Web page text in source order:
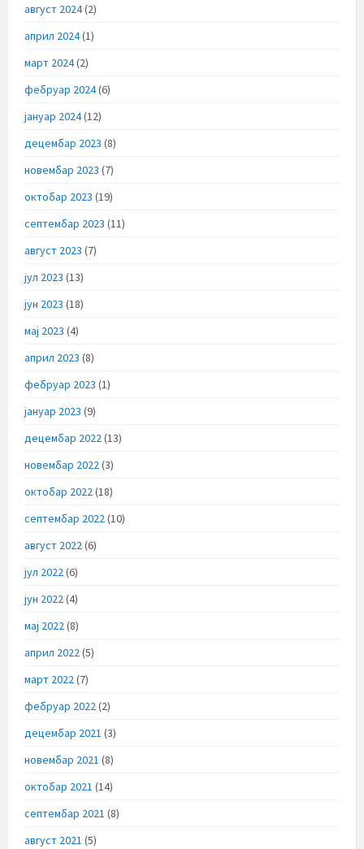
август 2024(2)
април 2024(1)
март 2024(2)
фебруар 2024(6)
јануар 2024(12)
децембар 2023 (8)
новембар 2023 (7)
октобар 2023 (19)
септембар 2023 (11)
август 2023 (7)
јул 2023 (13)
јун 2023 (18)
мај 2023 (4)
април 2023 (8)
фебруар 2023 (1)
јануар 2023 (9)
децембар 2022(13)
новембар 2022(3)
октобар 2022(18)
септембар 2022(10)
август 2022(6)
јул 2022(6)
јун 2022(4)
мај 2022(8)
април 2022(5)
март 2022(7)
фебруар 2022(2)
децембар 2021 (3)
новембар 2021 (8)
октобар 2021 (14)
септембар 2021 (8)
август 2021 (5)